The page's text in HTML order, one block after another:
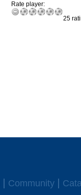
Rate player:
25
Community